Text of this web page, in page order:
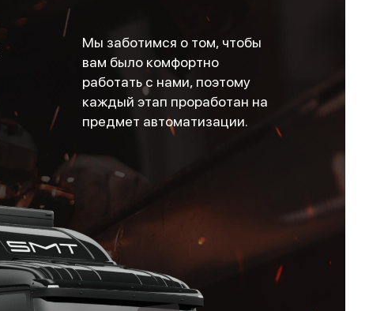
Мы заботимся о том, чтобы
вам было комфортно
работать с нами, поэтому
каждый этап проработан на
предмет автоматизации.